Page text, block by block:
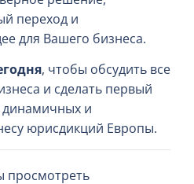
переход и
для Вашего бизнеса.
, чтобы обсудить все
и сделать первый
динамичных и
юрисдикций Европы.
просмотреть